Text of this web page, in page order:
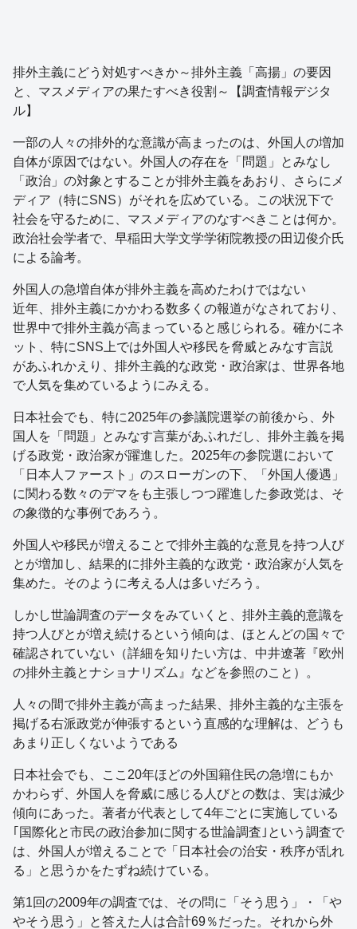
排外主義にどう対処すべきか～排外主義「高揚」の要因
と、マスメディアの果たすべき役割～【調査情報デジタ
ル】
一部の人々の排外的な意識が高まったのは、外国人の増加
自体が原因ではない。外国人の存在を「問題」とみなし
「政治」の対象とすることが排外主義をあおり、さらにメ
ディア（特にSNS）がそれを広めている。この状況下で
社会を守るために、マスメディアのなすべきことは何か。
政治社会学者で、早稲田大学文学学術院教授の田辺俊介氏
による論考。
外国人の急増自体が排外主義を高めたわけではない
近年、排外主義にかかわる数多くの報道がなされており、
世界中で排外主義が高まっていると感じられる。確かにネ
ット、特にSNS上では外国人や移民を脅威とみなす言説
があふれかえり、排外主義的な政党・政治家は、世界各地
で人気を集めているようにみえる。
日本社会でも、特に2025年の参議院選挙の前後から、外
国人を「問題」とみなす言葉があふれだし、排外主義を掲
げる政党・政治家が躍進した。2025年の参院選において
「日本人ファースト」のスローガンの下、「外国人優遇」
に関わる数々のデマをも主張しつつ躍進した参政党は、そ
の象徴的な事例であろう。
外国人や移民が増えることで排外主義的な意見を持つ人び
とが増加し、結果的に排外主義的な政党・政治家が人気を
集めた。そのように考える人は多いだろう。
しかし世論調査のデータをみていくと、排外主義的意識を
持つ人びとが増え続けるという傾向は、ほとんどの国々で
確認されていない（詳細を知りたい方は、中井遼著『欧州
の排外主義とナショナリズム』などを参照のこと）。
人々の間で排外主義が高まった結果、排外主義的な主張を
掲げる右派政党が伸張するという直感的な理解は、どうも
あまり正しくないようである
日本社会でも、ここ20年ほどの外国籍住民の急増にもか
かわらず、外国人を脅威に感じる人びとの数は、実は減少
傾向にあった。著者が代表として4年ごとに実施している
｢国際化と市民の政治参加に関する世論調査｣という調査で
は、外国人が増えることで「日本社会の治安・秩序が乱れ
る」と思うかをたずね続けている。
第1回の2009年の調査では、その問に「そう思う」・「や
やそう思う」と答えた人は合計69％だった。それから外